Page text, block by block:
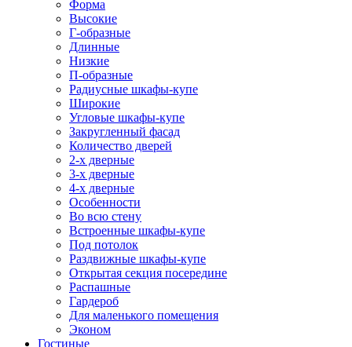
Форма
Высокие
Г-образные
Длинные
Низкие
П-образные
Радиусные шкафы-купе
Широкие
Угловые шкафы-купе
Закругленный фасад
Количество дверей
2-х дверные
3-х дверные
4-х дверные
Особенности
Во всю стену
Встроенные шкафы-купе
Под потолок
Раздвижные шкафы-купе
Открытая секция посередине
Распашные
Гардероб
Для маленького помещения
Эконом
Гостиные